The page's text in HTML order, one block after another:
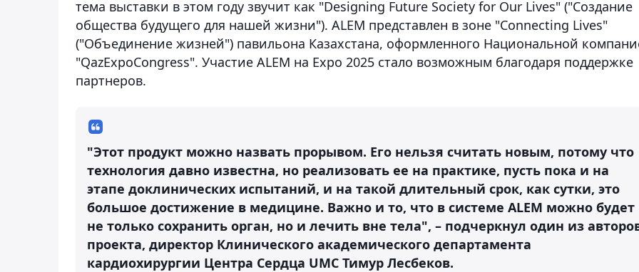
тема выставки в этом году звучит как "Designing Future Society for Our Lives" ("Создание
общества будущего для нашей жизни"). ALEM представлен в зоне "Connecting Lives"
("Объединение жизней") павильона Казахстана, оформленного Национальной
"QazExpoCongress". Участие ALEM на Expo 2025 стало возможным благодаря поддержке
партнеров.
"Этот продукт можно назвать прорывом. Его нельзя считать новым, потому что
технология давно известна, но реализовать ее на практике, пусть пока и на
этапе доклинических испытаний, и на такой длительный срок, как сутки, это
большое достижение в медицине. Важно и то, что в системе ALEM можно будет
не только сохранить орган, но и лечить вне тела", – подчеркнул один из
проекта, директор Клинического академического департамента
кардиохирургии Центра Сердца UMС Тимур Лесбеков.